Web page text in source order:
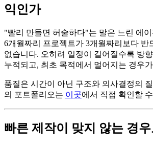
익인가
"빨리 만들면 허술하다"는 말은 느린 에
6개월짜리 프로젝트가 3개월짜리보다 반
없습니다. 오히려 일정이 길어질수록 방
누적되고, 최초 목적에서 멀어지는 경우
품질은 시간이 아닌 구조와 의사결정의
의 포트폴리오는 이곳에서 직접 확인할
빠른 제작이 맞지 않는 경